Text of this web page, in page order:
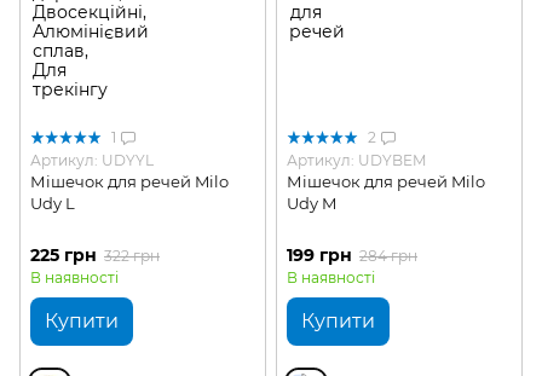
1
Артикул: UDYYL
Мішечок для речей Milo
Udy L
225 грн 322 грн
В наявності
Купити
2
Артикул: UDYBEM
Мішечок для речей Milo
Udy M
199 грн 284 грн
В наявності
Купити